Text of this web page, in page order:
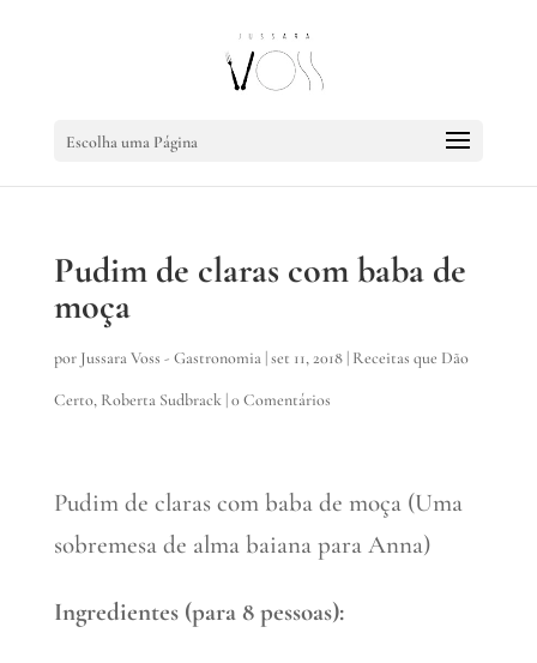
Escolha uma Página
Pudim de claras com baba de
moça
por Jussara Voss - Gastronomia|set 11, 2018| Receitas que Dão
Certo, Roberta Sudbrack|0 Comentários
Pudim de claras com baba de moça (Uma
sobremesa de alma baiana para Anna)
Ingredientes (para 8 pessoas):